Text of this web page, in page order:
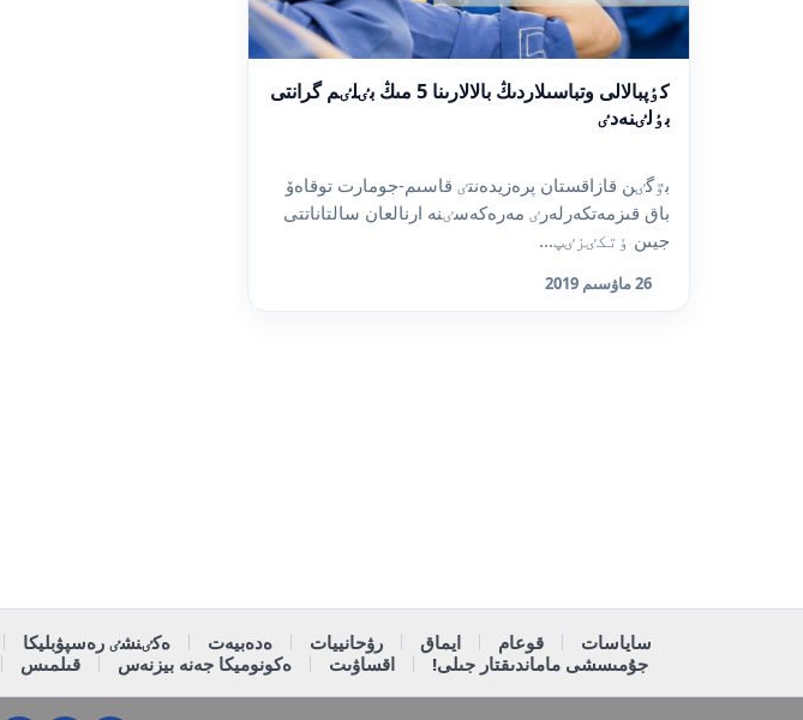
كٶپبالالى وتباسىلاردىڭ بالالارىنا 5 مىڭ بٸلٸم گرانتى
بٶلٸنەدٸ
بٷگٸن قازاقستان پرەزيدەنتٸ قاسىم-جومارت توقاەۆ
باق قىزمەتكەرلەرٸ مەرەكەسٸنە ارنالعان سالتاناتتى
جيىن ٶتكٸزٸپ...
26 ماۋسىم 2019
ساياسات قوعام ايماق رۋحانييات ەدەبيەت ەكٸنشٸ رەسپۋبليكا
جۇمىسشى ماماندىقتار جىلى!
اقساۋىت ەكونوميكا جەنە بيزنەس قىلمىس